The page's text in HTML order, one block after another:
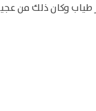
وكان ذلك من